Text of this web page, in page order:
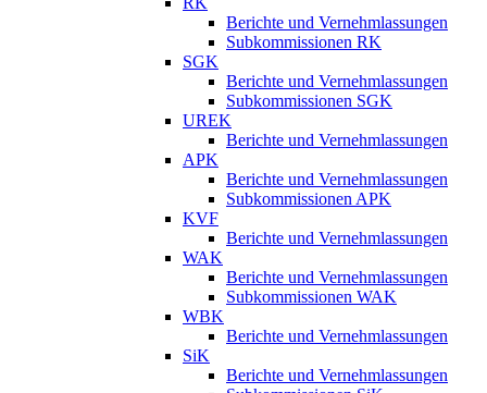
Berichte und Vernehmlassungen
Subkommissionen RK
SGK
Berichte und Vernehmlassungen
Subkommissionen SGK
UREK
Berichte und Vernehmlassungen
APK
Berichte und Vernehmlassungen
Subkommissionen APK
KVF
Berichte und Vernehmlassungen
WAK
Berichte und Vernehmlassungen
Subkommissionen WAK
WBK
Berichte und Vernehmlassungen
SiK
Berichte und Vernehmlassungen